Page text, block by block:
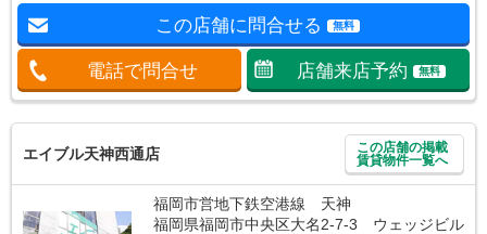
この店舗に問合せる 無料
電話で問合せ 店舗来店予約 無料
エイブル天神西通店
この店舗の掲載
賃貸物件一覧へ
福岡市営地下鉄空港線 天神
福岡県福岡市中央区大名2-7-3 ウェッジビル